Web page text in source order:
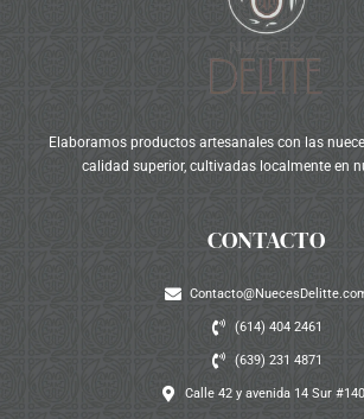
Elaboramos productos artesanales con las
calidad superior, cultivadas localmente en
CONTACTO
(614) 404 2461
(639) 231 4871
Calle 42 y avenida 14 Sur